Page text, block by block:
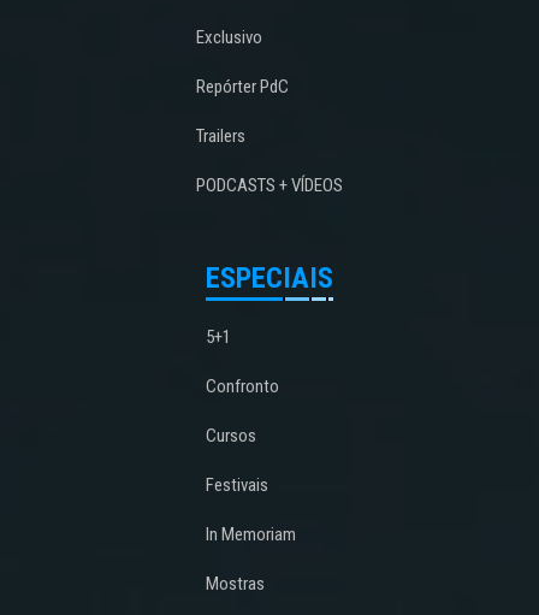
Exclusivo
Repórter PdC
Trailers
PODCASTS + VÍDEOS
ESPECIAIS
5+1
Confronto
Cursos
Festivais
In Memoriam
Mostras